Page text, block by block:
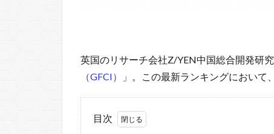
英国のリサーチ会社Z/YEN中国総合開発研
（GFCI）
」。この最新ランキングにおいて
目次